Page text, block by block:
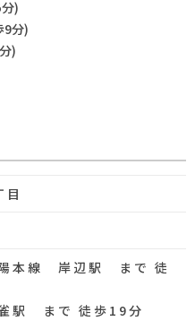
)
分)
)
陽本線 岸辺駅 まで 徒
駅 まで 徒歩19分